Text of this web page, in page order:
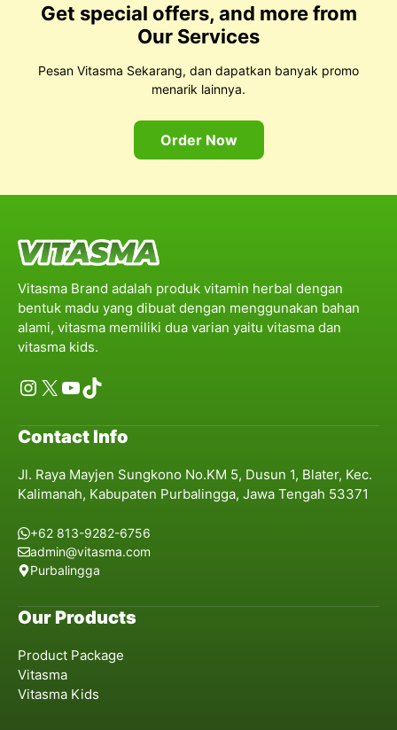
Get special offers, and more from
Our Services
Pesan Vitasma Sekarang, dan dapatkan banyak promo
menarik lainnya.
Order Now
Vitasma Brand adalah produk vitamin herbal dengan
bentuk madu yang dibuat dengan menggunakan bahan
alami, vitasma memiliki dua varian yaitu vitasma dan
vitasma kids.
Instagram
X YouTube
TikTok
Contact Info
Jl. Raya Mayjen Sungkono No.KM 5, Dusun 1, Blater, Kec.
Kalimanah, Kabupaten Purbalingga, Jawa Tengah 53371
+62 813-9282-6756
admin@vitasma.com
Purbalingga
Our Products
Product Package
Vitasma
Vitasma Kids